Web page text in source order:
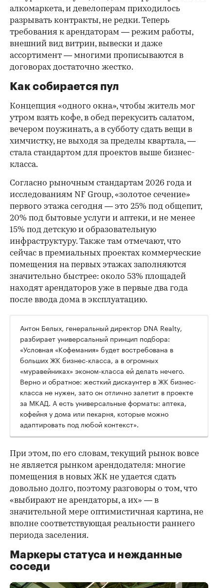
алкомаркета, и девелоперам приходилось
разрывать контракты, не редки. Теперь
требования к арендаторам — режим работы,
внешний вид витрин, вывески и даже
ассортимент — многими прописываются в
договорах достаточно жестко.
Как собирается пул
Концепция «одного окна», чтобы житель мог
утром взять кофе, в обед перекусить салатом,
вечером поужинать, а в субботу сдать вещи в
химчистку, не выходя за пределы квартала, —
стала стандартом для проектов выше бизнес-
класса.
Согласно рыночным стандартам 2026 года и
исследованиям NF Group, «золотое сечение»
первого этажа сегодня — это 25% под общепит,
20% под бытовые услуги и аптеки, и не менее
15% под детскую и образовательную
инфраструктуру. Также там отмечают, что
сейчас в премиальных проектах коммерческие
помещения на первых этажах заполняются
значительно быстрее: около 53% площадей
находят арендаторов уже в первые два года
после ввода дома в эксплуатацию.
Антон Белых, генеральный директор DNA Realty,
разбирает универсальный принцип подбора:
«Условная «Кофемания» будет востребована в
больших ЖК бизнес-класса, а в огромных
«муравейниках» эконом-класса ей делать нечего.
Верно и обратное: жесткий дискаунтер в ЖК бизнес-
класса не нужен, зато он отлично залетит в проекте
за МКАД. А есть универсальные форматы: аптека,
кофейня у дома или пекарня, которые можно
адаптировать под любой контекст».
При этом, по его словам, текущий рынок вовсе
не является рынком арендодателя: многие
помещения в новых ЖК не удается сдать
довольно долго, поэтому разговоры о том, что
«выбирают не арендаторы, а их» — в
значительной мере оптимистичная картина, не
вполне соответствующая реальности раннего
периода заселения.
Маркеры статуса и нежданные
соседи